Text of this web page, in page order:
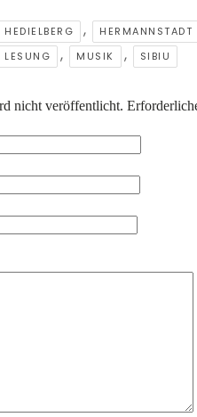
HEDIELBERG , HERMANNSTADT
LESUNG , MUSIK , SIBIU
nicht veröffentlicht.